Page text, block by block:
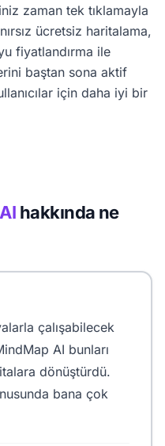
zaman tek tıklamayla
ücretsiz haritalama,
fiyatlandırma ile
baştan sona aktif
için daha iyi bir
hakkında ne
çalışabilecek
AI bunları
dönüştürdü.
bana çok